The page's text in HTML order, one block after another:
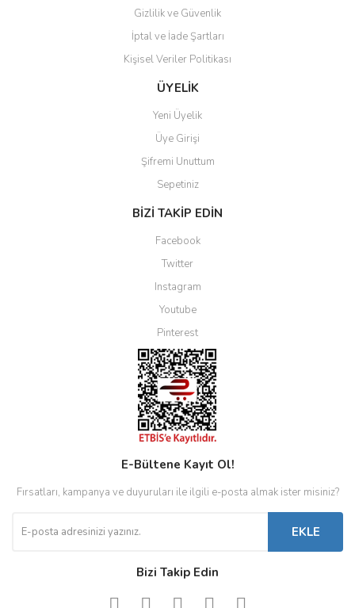
Gönder
Gizlilik ve Güvenlik
İptal ve İade Şartları
Kişisel Veriler Politikası
ÜYELİK
Yeni Üyelik
Üye Girişi
Şifremi Unuttum
Sepetiniz
BİZİ TAKİP EDİN
Facebook
Twitter
Instagram
Youtube
Pinterest
E-Bültene Kayıt Ol!
Fırsatları, kampanya ve duyuruları ile ilgili e-posta almak ister misiniz?
EKLE
Bizi Takip Edin